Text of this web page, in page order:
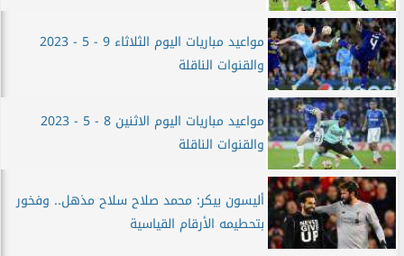
مواعيد مباريات اليوم الثلاثاء 9 - 5 - 2023
والقنوات الناقلة
مواعيد مباريات اليوم الاثنين 8 - 5 - 2023
والقنوات الناقلة
أليسون بيكر: محمد صلاح سلاح مذهل.. وفخور
بتحطيمه الأرقام القياسية